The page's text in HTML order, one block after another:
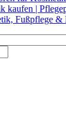
kaufen |
Fußpflege